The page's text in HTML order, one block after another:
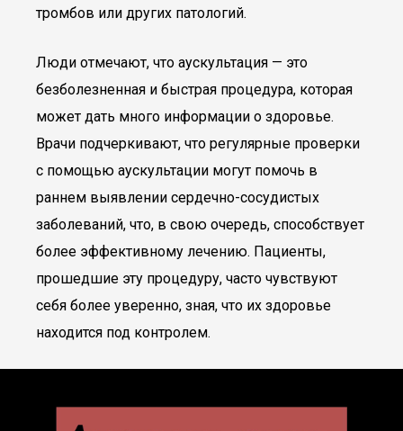
тромбов или других патологий.
Люди отмечают, что аускультация — это
безболезненная и быстрая процедура, которая
может дать много информации о здоровье.
Врачи подчеркивают, что регулярные проверки
с помощью аускультации могут помочь в
раннем выявлении сердечно-сосудистых
заболеваний, что, в свою очередь, способствует
более эффективному лечению. Пациенты,
прошедшие эту процедуру, часто чувствуют
себя более уверенно, зная, что их здоровье
находится под контролем.